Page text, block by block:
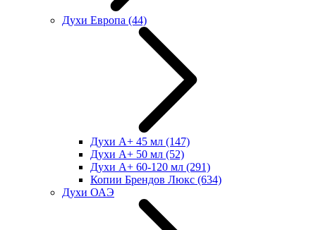
Духи Европа (44)
Духи А+ 45 мл (147)
Духи А+ 50 мл (52)
Духи А+ 60-120 мл (291)
Копии Брендов Люкс (634)
Духи ОАЭ